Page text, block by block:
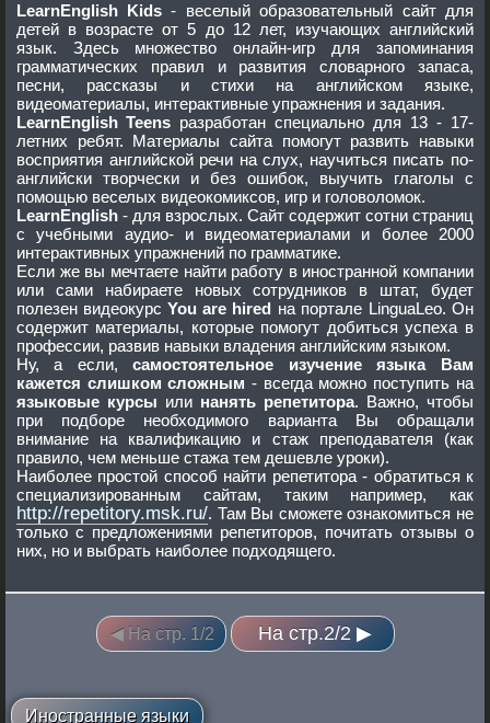
LearnEnglish Kids - веселый образовательный сайт для
детей в возрасте от 5 до 12 лет, изучающих английский
язык. Здесь множество онлайн-игр для запоминания
грамматических правил и развития словарного запаса,
песни, рассказы и стихи на английском языке,
видеоматериалы, интерактивные упражнения и задания.
LearnEnglish Teens разработан специально для 13 - 17-
летних ребят. Материалы сайта помогут развить навыки
восприятия английской речи на слух, научиться писать по-
английски творчески и без ошибок, выучить глаголы с
помощью веселых видеокомиксов, игр и головоломок.
LearnEnglish - для взрослых. Сайт содержит сотни страниц
с учебными аудио- и видеоматериалами и более 2000
интерактивных упражнений по грамматике.
Если же вы мечтаете найти работу в иностранной компании
или сами набираете новых сотрудников в штат, будет
полезен видеокурс You are hired на портале LinguaLeo. Он
содержит материалы, которые помогут добиться успеха в
профессии, развив навыки владения английским языком.
Ну, а если, самостоятельное изучение языка Вам
кажется слишком сложным - всегда можно поступить на
языковые курсы или нанять репетитора. Важно, чтобы
при подборе необходимого варианта Вы обращали
внимание на квалификацию и стаж преподавателя (как
правило, чем меньше стажа тем дешевле уроки).
Наиболее простой способ найти репетитора - обратиться к
специализированным сайтам, таким например, как
http://repetitory.msk.ru/. Там Вы сможете ознакомиться не
только с предложениями репетиторов, почитать отзывы о
них, но и выбрать наиболее подходящего.
◀ На стр. 1/2 На стр.2/2 ▶
Иностранные языки